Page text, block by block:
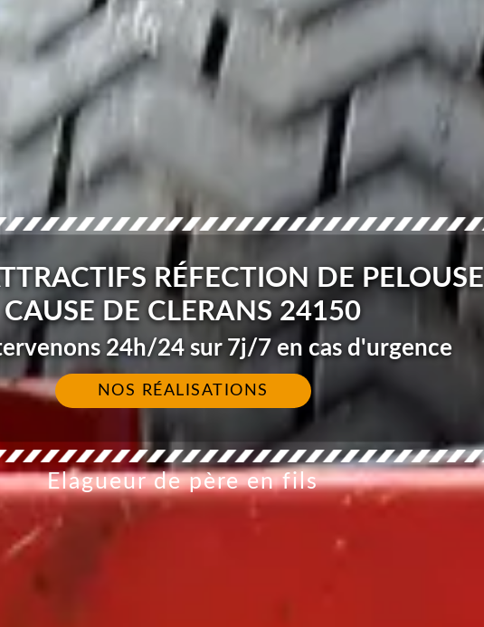
RÉFECTION DE PELOUSE
CAUSE DE CLERANS 24150
24h/24 sur 7j/7 en cas d'urgence
NOS RÉALISATIONS
Elagueur de père en fils